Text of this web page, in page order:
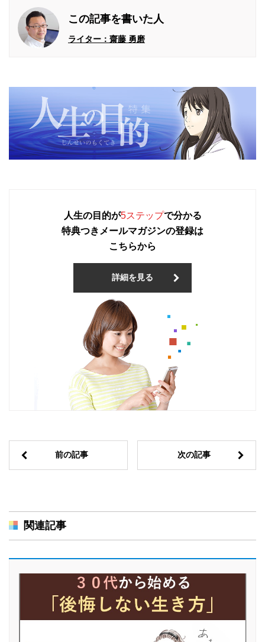
この記事を書いた人
ライター：齋藤 勇磨
人生の目的が5ステップで分かる
特典つきメールマガジンの登録は
こちらから
詳細を見る
前の記事 次の記事
関連記事